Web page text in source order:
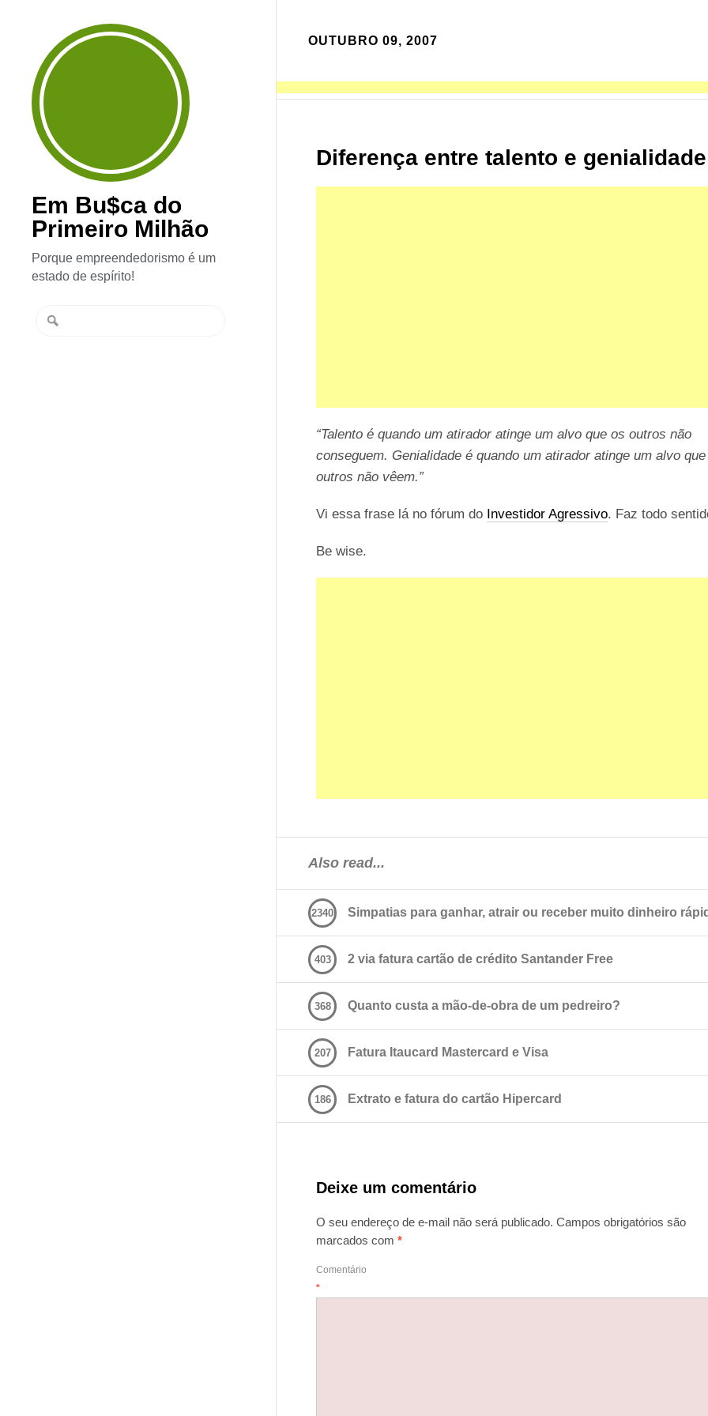
Em Bu$ca do
Primeiro Milhão
Porque empreendedorismo é um
estado de espírito!
OUTUBRO 09, 2007
Diferença entre talento e genialidade
“Talento é quando um atirador atinge um alvo que os outros não
conseguem. Genialidade é quando um atirador atinge um alvo
outros não vêem.”
Vi essa frase lá no fórum do Investidor Agressivo. Faz todo
Be wise.
Also read...
Simpatias para ganhar, atrair ou receber muito dinheiro
2340
2 via fatura cartão de crédito Santander Free
403
Quanto custa a mão-de-obra de um pedreiro?
368
Fatura Itaucard Mastercard e Visa
207
Extrato e fatura do cartão Hipercard
186
Deixe um comentário
O seu endereço de e-mail não será publicado. Campos obrigatórios são
marcados com*
Comentário
*